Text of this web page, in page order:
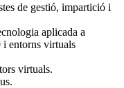
de gestió, impartició i
aplicada a
i entorns virtuals
virtuals.